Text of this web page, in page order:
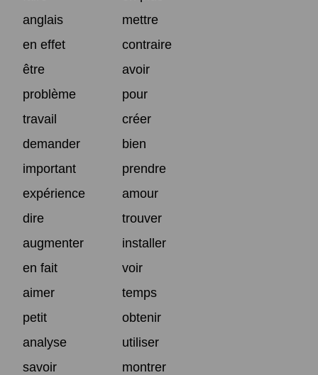
anglais
mettre
en effet
contraire
être
avoir
problème
pour
travail
créer
demander
bien
important
prendre
expérience
amour
dire
trouver
augmenter
installer
en fait
voir
aimer
temps
petit
obtenir
analyse
utiliser
savoir
montrer